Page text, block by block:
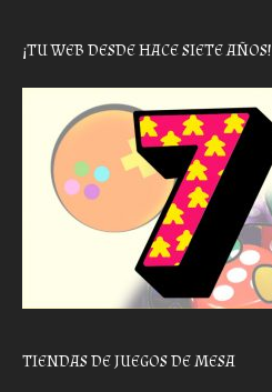
¡TU WEB DESDE HACE SIETE AÑOS!
TIENDAS DE JUEGOS DE MESA